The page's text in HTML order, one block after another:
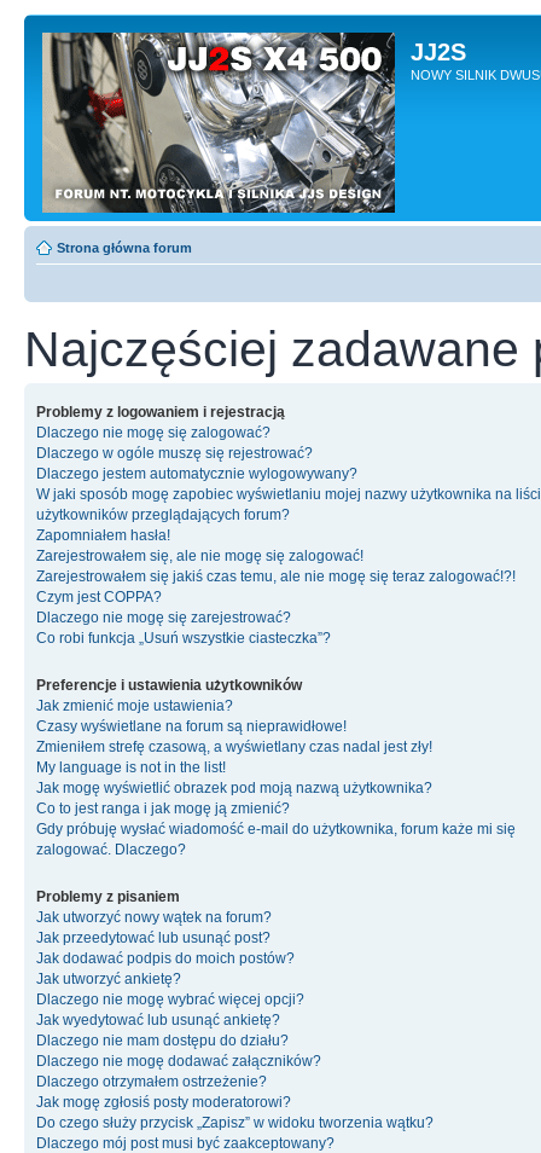
JJ2S
NOWY SILNIK
Strona główna forum
Najczęściej zadawane
Problemy z logowaniem i rejestracją
Dlaczego nie mogę się zalogować?
Dlaczego w ogóle muszę się rejestrować?
Dlaczego jestem automatycznie wylogowywany?
W jaki sposób mogę zapobiec wyświetlaniu mojej nazwy użytkownika na
użytkowników przeglądających forum?
Zapomniałem hasła!
Zarejestrowałem się, ale nie mogę się zalogować!
Zarejestrowałem się jakiś czas temu, ale nie mogę się teraz zalogować!?!
Czym jest COPPA?
Dlaczego nie mogę się zarejestrować?
Co robi funkcja „Usuń wszystkie ciasteczka”?
Preferencje i ustawienia użytkowników
Jak zmienić moje ustawienia?
Czasy wyświetlane na forum są nieprawidłowe!
Zmieniłem strefę czasową, a wyświetlany czas nadal jest zły!
My language is not in the list!
Jak mogę wyświetlić obrazek pod moją nazwą użytkownika?
Co to jest ranga i jak mogę ją zmienić?
Gdy próbuję wysłać wiadomość e-mail do użytkownika, forum każe mi się
zalogować. Dlaczego?
Problemy z pisaniem
Jak utworzyć nowy wątek na forum?
Jak przeedytować lub usunąć post?
Jak dodawać podpis do moich postów?
Jak utworzyć ankietę?
Dlaczego nie mogę wybrać więcej opcji?
Jak wyedytować lub usunąć ankietę?
Dlaczego nie mam dostępu do działu?
Dlaczego nie mogę dodawać załączników?
Dlaczego otrzymałem ostrzeżenie?
Jak mogę zgłosiś posty moderatorowi?
Do czego służy przycisk „Zapisz” w widoku tworzenia wątku?
Dlaczego mój post musi być zaakceptowany?